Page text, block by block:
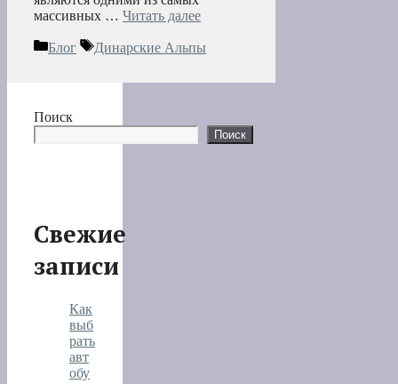
массивных … Читать далее
Рубрики
Блог Метки
Динарские Альпы
Поиск
Поиск
Свежие
записи
Как
выб
рать
авт
обу